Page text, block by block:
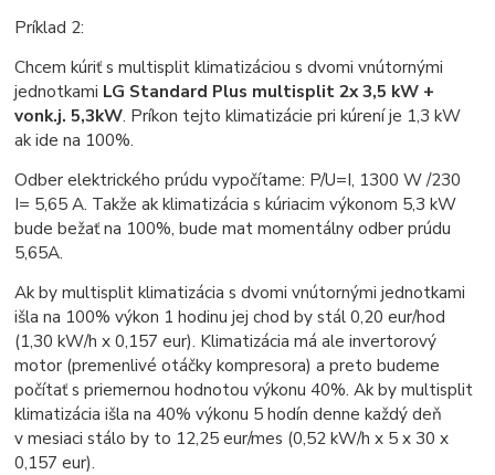
Príklad 2:
Chcem kúriť s multisplit klimatizáciou s dvomi vnútornými
jednotkami LG Standard Plus multisplit 2x 3,5 kW +
vonk.j. 5,3kW. Príkon tejto klimatizácie pri kúrení je 1,3 kW
ak ide na 100%.
Odber elektrického prúdu vypočítame: P/U=I, 1300 W /230
I= 5,65 A. Takže ak klimatizácia s kúriacim výkonom 5,3 kW
bude bežať na 100%, bude mat momentálny odber prúdu
5,65A.
Ak by multisplit klimatizácia s dvomi vnútornými jednotkami
išla na 100% výkon 1 hodinu jej chod by stál 0,20 eur/hod
(1,30 kW/h x 0,157 eur). Klimatizácia má ale invertorový
motor (premenlivé otáčky kompresora) a preto budeme
počítať s priemernou hodnotou výkonu 40%. Ak by multisplit
klimatizácia išla na 40% výkonu 5 hodín denne každý deň
v mesiaci stálo by to 12,25 eur/mes (0,52 kW/h x 5 x 30 x
0,157 eur).